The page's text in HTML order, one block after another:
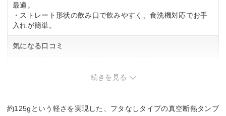
最適。
・ストレート形状の飲み口で飲みやすく、食洗機対応でお手
入れが簡単。
気になる口コミ
続きを見る
約125gという軽さを実現した、フタなしタイプの真空断熱タンブ